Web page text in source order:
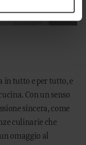
in tutto e per tutto, e
Con un senso
sincera, come
culinarie che
omaggio al